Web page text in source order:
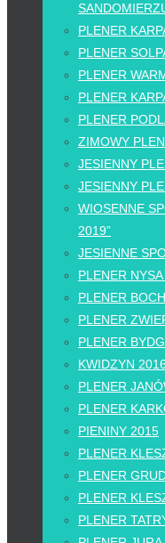
PLENER
PLENER
PLENER
PLENER
PLENER
ZIMOWY
JESIENNY
JESIENNY
WIOSENNE
2019”
JESIENNE
PLENER
PLENER
PLENER
PLENER
KWIDZYN 2016
PLENER
PLENER
PIENINY 2015
PLENER
PLENER
PLENER
PLENER